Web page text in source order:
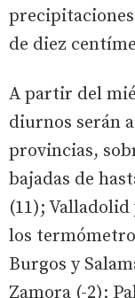
de diez
A partir del
diurnos serán
provincias,
bajadas de
(11);
los
Burgos y
Zamora (-2);